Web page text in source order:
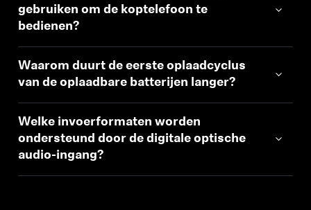
gebruiken om de koptelefoon te
bedienen?
Waarom duurt de eerste oplaadcyclus
van de oplaadbare batterijen langer?
Welke invoerformaten worden
ondersteund door de digitale optische
audio-ingang?